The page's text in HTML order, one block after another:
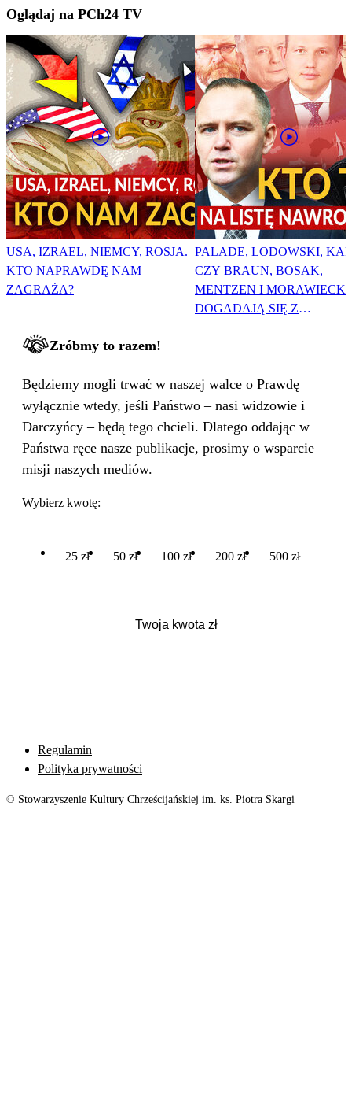
Oglądaj na PCh24 TV
USA, IZRAEL, NIEMCY, ROSJA.
KTO NAPRAWDĘ NAM
ZAGRAŻA?
PALADE, LODOWSKI,
CZY BRAUN, BOSAK,
MENTZEN I MORAWIECKI
DOGADAJĄ SIĘ Z
Zróbmy to razem!
Będziemy mogli trwać w naszej walce o Prawdę
wyłącznie wtedy, jeśli Państwo – nasi widzowie i
Darczyńcy – będą tego chcieli. Dlatego oddając w
Państwa ręce nasze publikacje, prosimy o wsparcie
misji naszych mediów.
Wybierz kwotę:
25 zł 50 zł 100 zł 200 zł 500 zł
Regulamin
Polityka prywatności
© Stowarzyszenie Kultury Chrześcijańskiej im. ks. Piotra Skargi